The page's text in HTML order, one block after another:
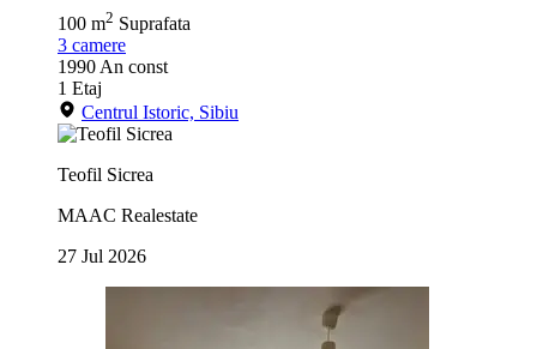
100 m2 Suprafata
3 camere
1990 An const
1 Etaj
Centrul Istoric, Sibiu
Teofil Sicrea
MAAC Realestate
27 Jul 2026